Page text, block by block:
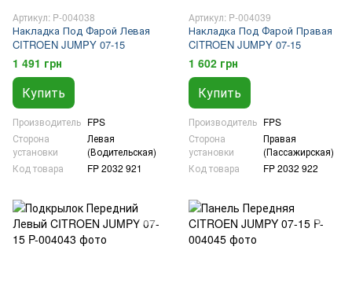
Артикул: P-004038
Накладка Под Фарой Левая
CITROEN JUMPY 07-15
1 491 грн
Купить
Производитель FPS
Сторона
установки
Левая
(Водительская)
Код товара
FP 2032 921
Артикул: P-004039
Накладка Под Фарой Правая
CITROEN JUMPY 07-15
1 602 грн
Купить
Производитель FPS
Сторона
установки
Правая
(Пассажирская)
Код товара
FP 2032 922